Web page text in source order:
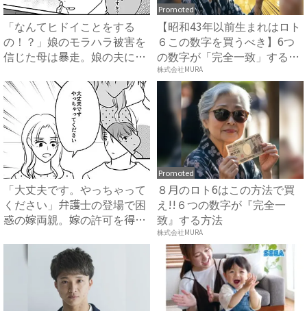
「なんてヒドイことをする
の！？」娘のモラハラ被害を
信じた母は暴走。娘の夫に電
Promoted
【昭和43年以前生まれはロト
６この数字を買うべき】6つ
の数字が「完全一致」する
方...
株式会社MURA
「大丈夫です。やっちゃって
ください」弁護士の登場で困
惑の嫁両親。嫁の許可を得た
Promoted
８月のロト6はこの方法で買
え!!６つの数字が『完全一
致』する方法
株式会社MURA